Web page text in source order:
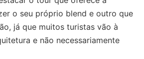
o seu próprio blend e outro que
já que muitos turistas vão à
e não necessariamente